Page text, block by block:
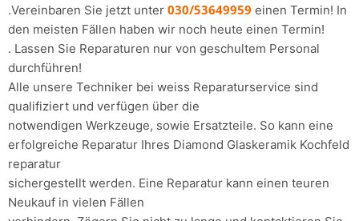
.Vereinbaren Sie jetzt unter 030/53649959 einen Termin! In
den meisten Fällen haben wir noch heute einen Termin!
. Lassen Sie Reparaturen nur von geschultem Personal
durchführen!
Alle unsere Techniker bei weiss Reparaturservice sind
qualifiziert und verfügen über die
notwendigen Werkzeuge, sowie Ersatzteile. So kann eine
erfolgreiche Reparatur Ihres Diamond Glaskeramik Kochfeld
reparatur
sichergestellt werden. Eine Reparatur kann einen teuren
Neukauf in vielen Fällen